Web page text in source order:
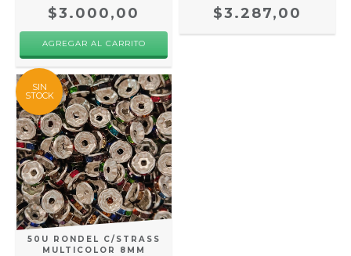
$3.000,00 $3.287,00
SIN
STOCK
50U RONDEL C/STRASS
MULTICOLOR 8MM